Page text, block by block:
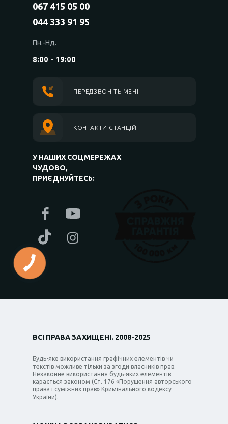
067 415 05 00
044 333 91 95
Пн.-Нд.
8:00 - 19:00
ПЕРЕДЗВОНІТЬ МЕНІ
КОНТАКТИ СТАНЦІЙ
У НАШИХ СОЦМЕРЕЖАХ
ЧУДОВО,
ПРИЄДНУЙТЕСЬ:
ВСІ ПРАВА ЗАХИЩЕНІ. 2008-2025
Будь-яке використання графічних елементів чи
текстів можливе тільки за згоди власників прав.
Незаконне використання будь-яких елементів
карається законом (Ст. 176 «Порушення авторського
права і суміжних прав» Кримінального кодексу
України).